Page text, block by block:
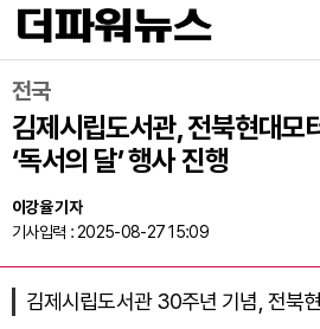
전국
김제시립도서관, 전북현대모
‘독서의 달’ 행사 진행
이강율 기자
기사입력 : 2025-08-27 15:09
김제시립도서관 30주년 기념, 전북